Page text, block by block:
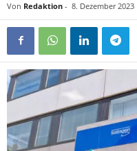
Von Redaktion - 8. Dezember 2023